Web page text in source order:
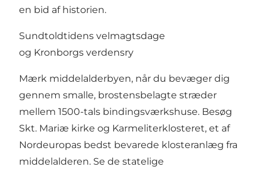
en bid af historien.
Sundtoldtidens velmagtsdage
og Kronborgs verdensry
Mærk middelalderbyen, når du bevæger dig
gennem smalle, brostensbelagte stræder
mellem 1500-tals bindingsværkshuse. Besøg
Skt. Mariæ kirke og Karmeliterklosteret, et af
Nordeuropas bedst bevarede klosteranlæg fra
middelalderen. Se de statelige